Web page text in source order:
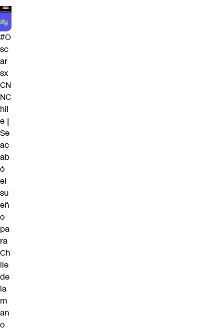
#O
sc
ar
sx
CN
NC
hil
e |
Se
ac
ab
ó
el
su
eñ
o
pa
ra
Ch
ile
de
la
m
an
o